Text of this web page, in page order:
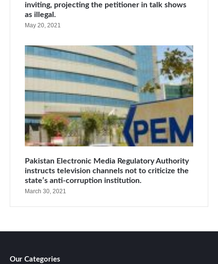
inviting, projecting the petitioner in talk shows
as illegal.
May 20, 2021
Pakistan Electronic Media Regulatory Authority
instructs television channels not to criticize the
state’s anti-corruption institution.
March 30, 2021
Our Categories